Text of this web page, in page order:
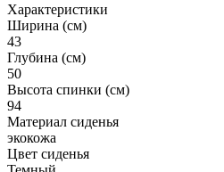
Характеристики
Ширина (см)
43
Глубина (см)
50
Высота спинки (см)
94
Материал сиденья
экокожа
Цвет сиденья